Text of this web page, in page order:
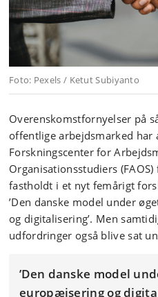
Foto: Pexels / Ketut Subiyanto
Overenskomstfornyelser på
offentlige arbejdsmarked
Forskningscenter for
Organisationsstudiers
fastholdt i et nyt femårigt
’Den danske model under
og digitalisering’. Men
udfordringer også blive sat
’Den danske model
europæisering og